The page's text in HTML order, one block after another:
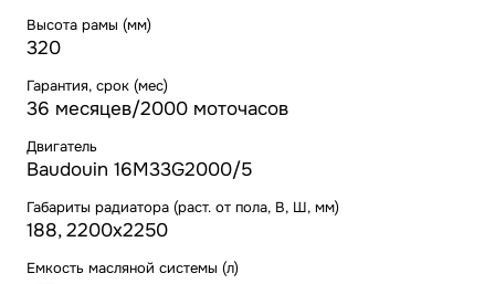
Высота рамы (мм)
320
Гарантия, срок (мес)
36 месяцев/2000 моточасов
Двигатель
Baudouin 16M33G2000/5
Габариты радиатора (раст. от пола, В, Ш, мм)
188, 2200x2250
Емкость масляной системы (л)